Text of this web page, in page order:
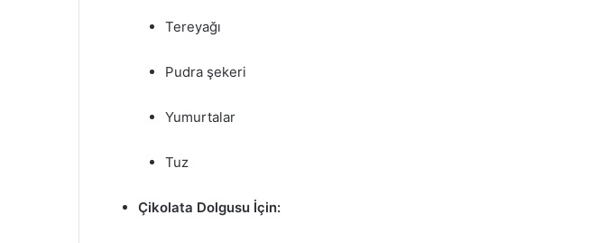
Tereyağı
Pudra şekeri
Yumurtalar
Tuz
Çikolata Dolgusu İçin: